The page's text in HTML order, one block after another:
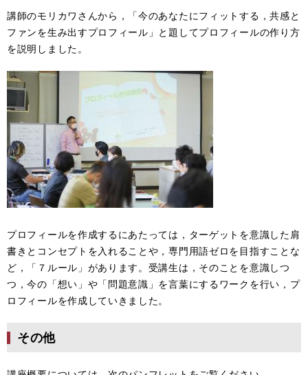
講師のモリカワさんから，「今のあなたにフィットする，共感と
ファンを生み出すプロフィール」と題してプロフィールの作り方
を説明しました。
プロフィールを作成するにあたっては，ターゲットを意識した肩
書きとコンセプトを入れることや，専門用語ゼロを目指すことな
ど，「７ルール」があります。受講生は，そのことを意識しつ
つ，今の「想い」や「問題意識」を言葉にするワークを行い，プ
ロフィールを作成していきました。
その他